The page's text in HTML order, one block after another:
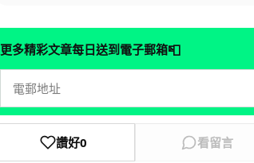
更多精彩文章每日送到電子郵箱📮
讚好0 看留言